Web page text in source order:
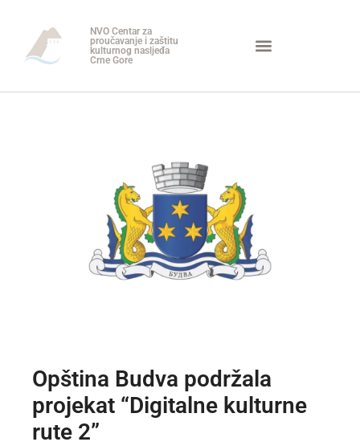
NVO Centar za
proučavanje i zaštitu
kulturnog nasljeđa
Crne Gore
Opština Budva podržala
projekat “Digitalne kulturne
rute 2”